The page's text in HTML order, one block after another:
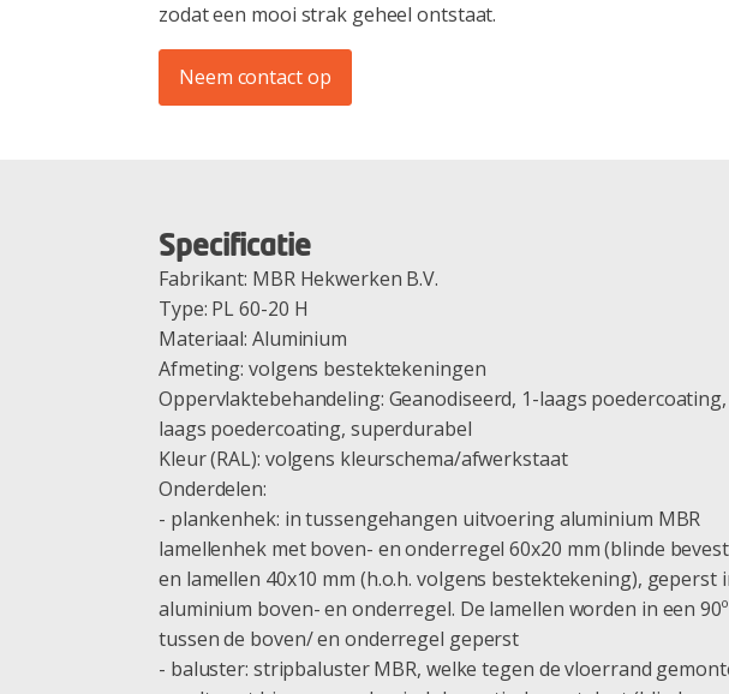
zodat een mooi strak geheel ontstaat.
Neem contact op
Specificatie
Fabrikant: MBR Hekwerken B.V.
Type: PL 60-20 H
Materiaal: Aluminium
Afmeting: volgens bestektekeningen
Oppervlaktebehandeling: Geanodiseerd, 1-laags
laags poedercoating, superdurabel
Kleur (RAL): volgens kleurschema/afwerkstaat
Onderdelen:
- plankenhek: in tussengehangen uitvoering aluminium MBR
lamellenhek met boven- en onderregel 60x20 mm (blinde
en lamellen 40x10 mm (h.o.h. volgens bestektekening), geperst
aluminium boven- en onderregel. De lamellen worden in een
tussen de boven/ en onderregel geperst
- baluster: stripbaluster MBR, welke tegen de vloerrand